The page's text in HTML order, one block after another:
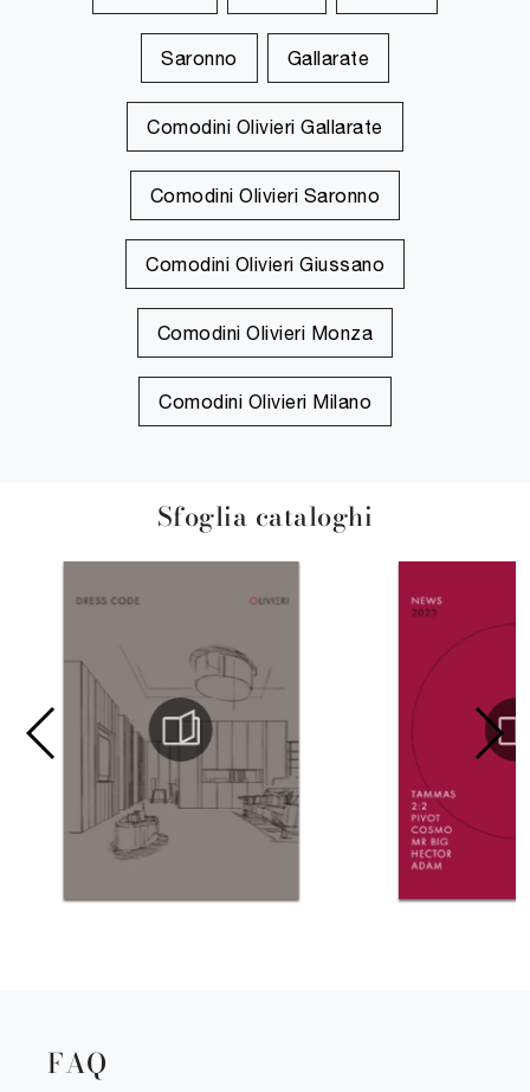
Saronno Gallarate
Comodini Olivieri Gallarate
Comodini Olivieri Saronno
Comodini Olivieri Giussano
Comodini Olivieri Monza
Comodini Olivieri Milano
Sfoglia cataloghi
FAQ